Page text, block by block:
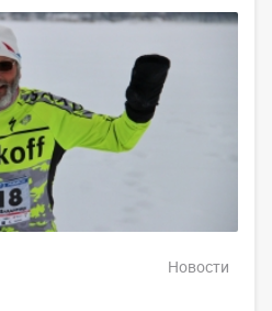
Новости